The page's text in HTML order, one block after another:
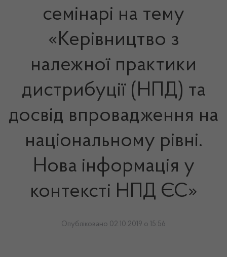
семінарі на тему
«Керівництво з
належної практики
дистрибуції (НПД) та
досвід впровадження на
національному рівні.
Нова інформація у
контексті НПД ЄС»
Опубліковано 02.10.2019 о 15:56